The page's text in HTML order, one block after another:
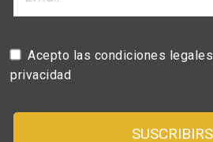
Acepto las condiciones legales
privacidad